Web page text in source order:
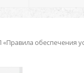
обеспечения